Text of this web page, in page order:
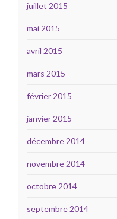
juillet 2015
mai 2015
avril 2015
mars 2015
février 2015
janvier 2015
décembre 2014
novembre 2014
octobre 2014
septembre 2014